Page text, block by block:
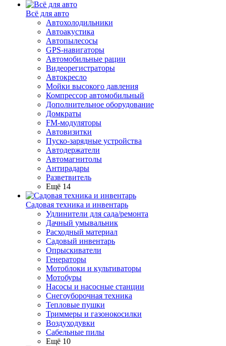
Всё для авто
Автохолодильники
Автоакустика
Автопылесосы
GPS-навигаторы
Автомобильные рации
Видеорегистраторы
Автокресло
Мойки высокого давления
Компрессор автомобильный
Дополнительное оборудование
Домкраты
FM-модуляторы
Автовизитки
Пуско-зарядные устройства
Автодержатели
Автомагнитолы
Антирадары
Разветвитель
Ещё 14
Садовая техника и инвентарь
Удлинители для сада/ремонта
Дачный умывальник
Расходный материал
Садовый инвентарь
Опрыскиватели
Генераторы
Мотоблоки и культиваторы
Мотобуры
Насосы и насосные станции
Снегоуборочная техника
Тепловые пушки
Триммеры и газонокосилки
Воздуходувки
Сабельные пилы
Ещё 10